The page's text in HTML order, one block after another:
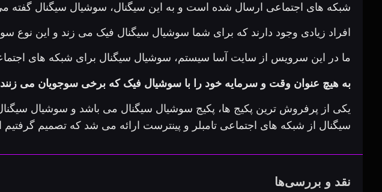
شبکه های اجتماعی ارسال شده است و به این سیگنال، سوشیال سیگنال گفته
افراد زیادی وجود دارند که برای شما سوشیال سیگنال فیک می زند و این نوع
ما در این سرویس از سایت آسا سیستم، سوشیال سیگنال برای شبکه های
به هیچ عنوان وقت و سرمایه خود را با سوشیال فیک که برخی سوجویان می زنند
یکی از پرفروش ترین پکیج ها، پکیج سوشیال سیگنال می باشد و سوشیال
سیگنال از شبکه های اجتماعی تامبلر و پینترست ارائه می شد که تصمیم
نقد و بررسی‌ها